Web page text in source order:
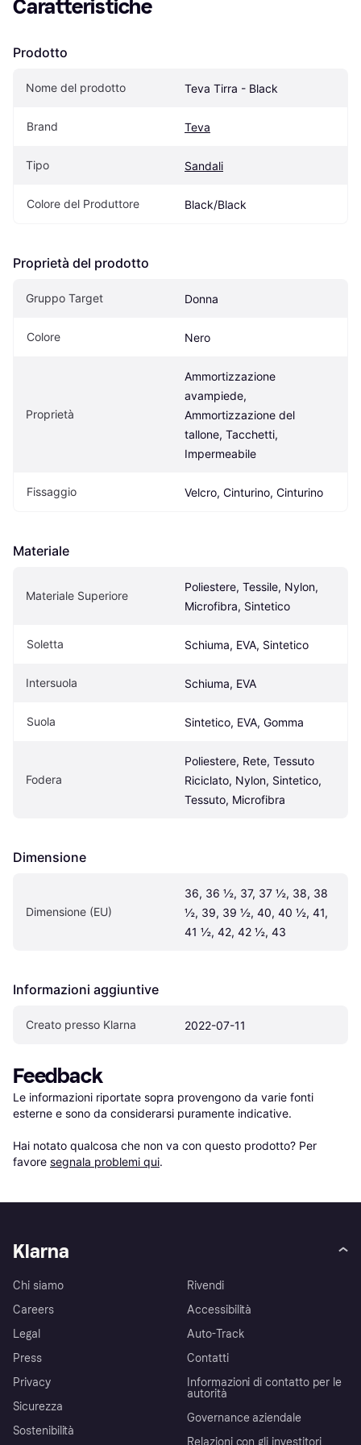
Caratteristiche
Prodotto
Nome del prodotto Teva Tirra - Black
Brand Teva
Tipo Sandali
Colore del Produttore Black/Black
Proprietà del prodotto
Gruppo Target Donna
Colore Nero
Proprietà
Ammortizzazione
avampiede,
Ammortizzazione del
tallone, Tacchetti,
Impermeabile
Fissaggio Velcro, Cinturino, Cinturino
Materiale
Materiale Superiore
Poliestere, Tessile, Nylon,
Microfibra, Sintetico
Soletta Schiuma, EVA, Sintetico
Intersuola Schiuma, EVA
Suola Sintetico, EVA, Gomma
Fodera
Poliestere, Rete, Tessuto
Riciclato, Nylon, Sintetico,
Tessuto, Microfibra
Dimensione
Dimensione (EU)
36, 36 ½, 37, 37 ½, 38, 38
½, 39, 39 ½, 40, 40 ½, 41,
41 ½, 42, 42 ½, 43
Informazioni aggiuntive
Creato presso Klarna 2022-07-11
Feedback
Le informazioni riportate sopra provengono da varie fonti
esterne e sono da considerarsi puramente indicative.
Hai notato qualcosa che non va con questo prodotto? Per
favore segnala problemi qui.
Klarna
Chi siamo
Careers
Legal
Press
Privacy
Sicurezza
Sostenibilità
Rivendi
Accessibilità
Auto-Track
Contatti
Informazioni di contatto per le
autorità
Governance aziendale